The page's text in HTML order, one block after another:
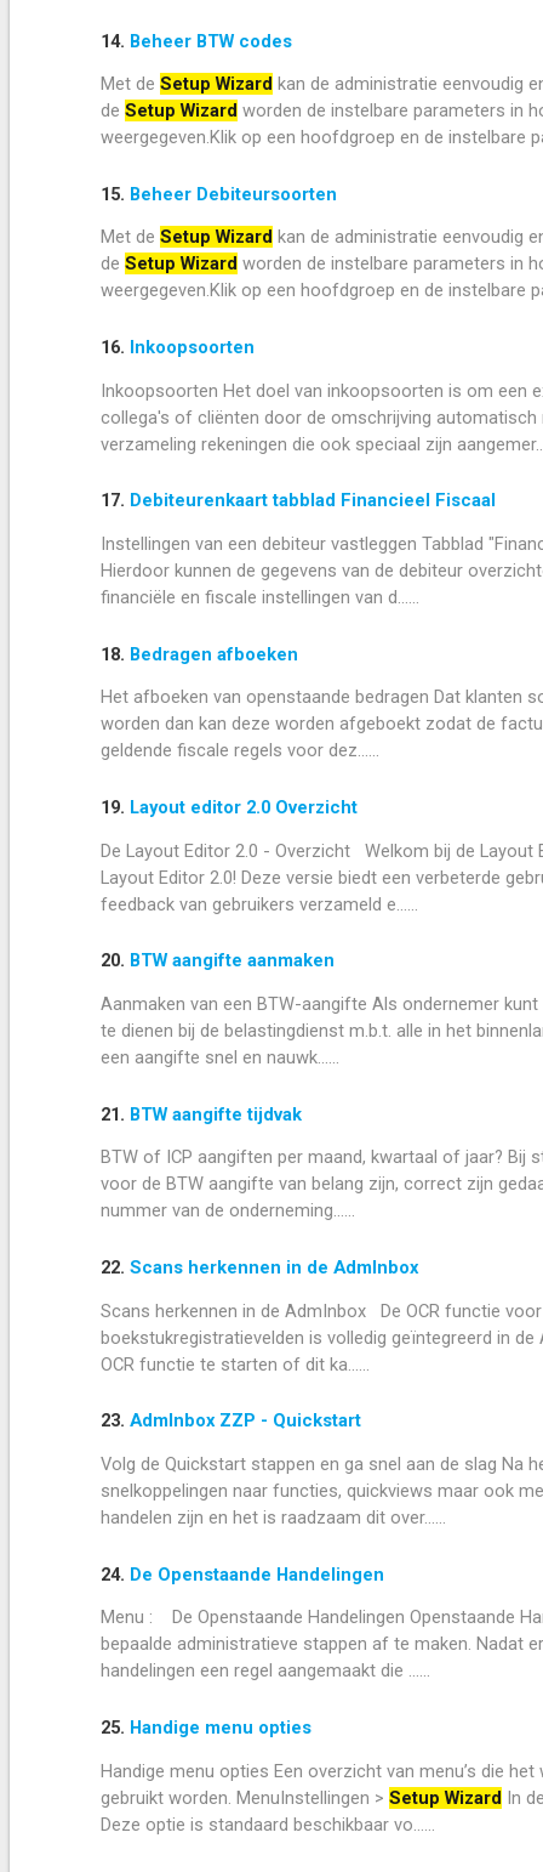
14. Beheer BTW codes
Met de Setup Wizard kan de administratie eenvoudig
de Setup Wizard worden de instelbare parameters in
weergegeven.Klik op een hoofdgroep en de instelbare
15. Beheer Debiteursoorten
Met de Setup Wizard kan de administratie eenvoudig
de Setup Wizard worden de instelbare parameters in
weergegeven.Klik op een hoofdgroep en de instelbare
16. Inkoopsoorten
Inkoopsoorten Het doel van inkoopsoorten is om een
collega's of cliënten door de omschrijving
verzameling rekeningen die ook speciaal zijn
17. Debiteurenkaart tabblad Financieel Fiscaal
Instellingen van een debiteur vastleggen Tabblad
Hierdoor kunnen de gegevens van de debiteur
financiële en fiscale instellingen van d......
18. Bedragen afboeken
Het afboeken van openstaande bedragen Dat klanten
worden dan kan deze worden afgeboekt zodat de
geldende fiscale regels voor dez......
19. Layout editor 2.0 Overzicht
De Layout Editor 2.0 - Overzicht Welkom bij de Layout
Layout Editor 2.0! Deze versie biedt een verbeterde
feedback van gebruikers verzameld e......
20. BTW aangifte aanmaken
Aanmaken van een BTW-aangifte Als ondernemer
te dienen bij de belastingdienst m.b.t. alle in het
een aangifte snel en nauwk......
21. BTW aangifte tijdvak
BTW of ICP aangiften per maand, kwartaal of jaar?
voor de BTW aangifte van belang zijn, correct zijn
nummer van de onderneming......
22. Scans herkennen in de AdmInbox
Scans herkennen in de AdmInbox De OCR functie
boekstukregistratievelden is volledig geïntegreerd in
OCR functie te starten of dit ka......
23. AdmInbox ZZP - Quickstart
Volg de Quickstart stappen en ga snel aan de slag Na
snelkoppelingen naar functies, quickviews maar ook
handelen zijn en het is raadzaam dit over......
24. De Openstaande Handelingen
Menu : De Openstaande Handelingen Openstaande
bepaalde administratieve stappen af te maken. Nadat
handelingen een regel aangemaakt die ......
25. Handige menu opties
Handige menu opties Een overzicht van menu’s die
gebruikt worden. MenuInstellingen > Setup Wizard In
Deze optie is standaard beschikbaar vo......